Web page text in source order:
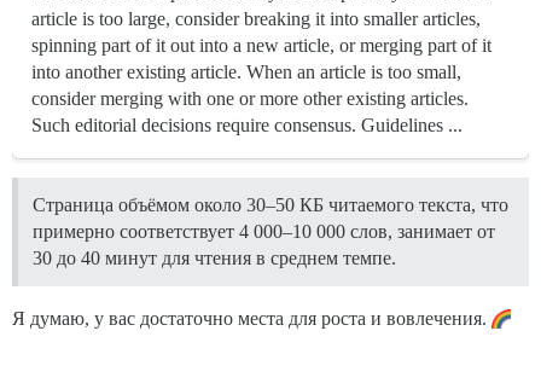
article is too large, consider breaking it into smaller articles,
spinning part of it out into a new article, or merging part of it
into another existing article. When an article is too small,
consider merging with one or more other existing articles.
Such editorial decisions require consensus. Guidelines ...
Страница объёмом около 30–50 КБ читаемого текста, что
примерно соответствует 4 000–10 000 слов, занимает от
30 до 40 минут для чтения в среднем темпе.
Я думаю, у вас достаточно места для роста и вовлечения.